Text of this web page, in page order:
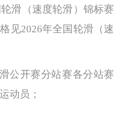
滑（速度轮滑）锦标赛
见2026年全国轮滑（速
开赛分站赛各分站赛
动员；